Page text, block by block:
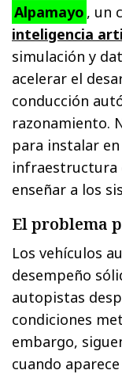
Alpamayo , un
inteligencia
simulación y
acelerar el
conducción
razonamiento.
para instalar
infraestructura
enseñar a los
El problema
Los vehículos
desempeño
autopistas
condiciones
embargo,
cuando